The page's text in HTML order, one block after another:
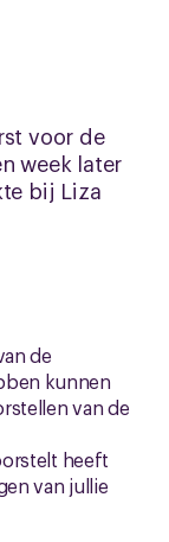
voor de
week later
bij Liza
de
kunnen
van de
heeft
van jullie